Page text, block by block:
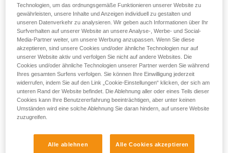
noch andere Techniken, die hier nicht
beschrieben werden.
MIT DEM RIG < 2018
Beim RIG < 2018 befindet sich der Griff beim Hochziehen
der Last in Position b (Sichern) und muss manuell in die
Position c (Arbeitsplatzpositionierung) zurückgestellt werden.
Technologien, um das ordnungsgemäße Funktionieren unserer Website zu
gewährleisten, unsere Inhalte und Anzeigen individuell zu gestalten und
unseren Datenverkehr zu analysieren. Wir geben auch Informationen über Ihr
Surfverhalten auf unserer Website an unsere Analyse-, Werbe- und Social-
Media-Partner weiter, um unsere Werbung anzupassen. Wenn Sie diese
akzeptieren, sind unsere Cookies und/oder ähnliche Technologien nur auf
unserer Website aktiv und verfolgen Sie nicht auf andere Websites. Die
Cookies und/oder ähnliche Technologien unserer Partner werden Sie während
Ihres gesamten Surfens verfolgen. Sie können Ihre Einwilligung jederzeit
widerrufen, indem Sie auf den Link „Cookie-Einstellungen“ klicken, der sich am
unteren Rand der Website befindet. Die Ablehnung aller oder eines Teils dieser
Cookies kann Ihre Benutzererfahrung beeinträchtigen, aber unter keinen
Umständen wird eine solche Ablehnung Sie daran hindern, auf unsere Website
zuzugreifen.
Alle ablehnen Alle Cookies akzeptieren